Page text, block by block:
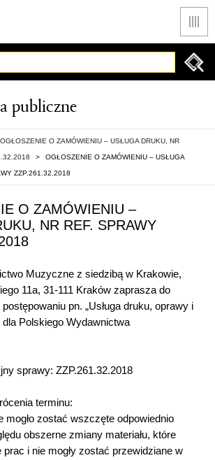
publiczne
OGŁOSZENIE O ZAMÓWIENIU – USŁUGA DRUKU, NR
> OGŁOSZENIE O ZAMÓWIENIU – USŁUGA
ZZP.261.32.2018
O ZAMÓWIENIU –
NR REF. SPRAWY
Muzyczne z siedzibą w Krakowie,
11a, 31-111 Kraków zaprasza do
pn. „Usługa druku, oprawy i
Polskiego Wydawnictwa
sprawy: ZZP.261.32.2018
terminu:
mogło zostać wszczęte odpowiednio
obszerne zmiany materiału, które
prac i nie mogły zostać przewidziane w